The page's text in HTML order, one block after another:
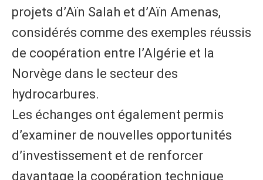
projets d’Aïn Salah et d’Aïn Amenas,
considérés comme des exemples réussis
de coopération entre l’Algérie et la
Norvège dans le secteur des
hydrocarbures.
Les échanges ont également permis
d’examiner de nouvelles opportunités
d’investissement et de renforcer
davantage la coopération technique